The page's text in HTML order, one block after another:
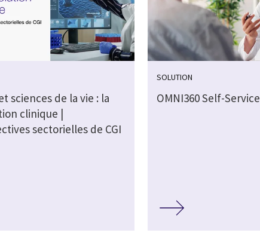
sciences de la vie : la
clinique |
sectorielles de CGI
SOLUTION
OMNI360 Self-Service